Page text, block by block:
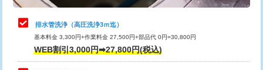
排水管工事（追加 排水管工事/3ｍ超
え）
マス交換（土の掘削・埋め戻し作業）
止水・漏水調査・防水処理・清掃・修
理・調整・分解・加工など（中作業）
22,000円
止水・漏水調査・防水処理・清掃・修
理・調整・分解・加工など（重作業）
33,000円
排水管洗浄（高圧洗浄3ｍ迄）
基本料金 3,300円+作業料金 27,500円+部品代 0円=30,800円
WEB割引3,000円➡27,800円(税込)